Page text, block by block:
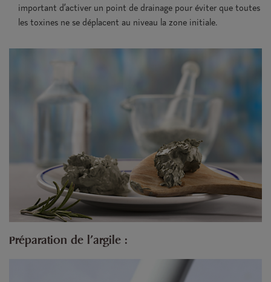
important d’activer un point de drainage pour éviter que toutes
les toxines ne se déplacent au niveau la zone initiale.
Préparation de l'argile :